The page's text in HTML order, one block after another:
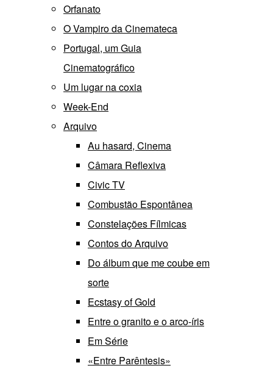
Orfanato
O Vampiro da Cinemateca
Portugal, um Guia
Cinematográfico
Um lugar na coxia
Week-End
Arquivo
Au hasard, Cinema
Câmara Reflexiva
Civic TV
Combustão Espontânea
Constelações Fílmicas
Contos do Arquivo
Do álbum que me coube em
sorte
Ecstasy of Gold
Entre o granito e o arco-íris
Em Série
«Entre Parêntesis»